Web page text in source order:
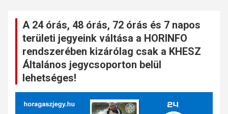
A 24 órás, 48 órás, 72 órás és 7 napos
területi jegyeink váltása a HORINFO
rendszerében kizárólag csak a KHESZ
Általános jegycsoporton belül
lehetséges!